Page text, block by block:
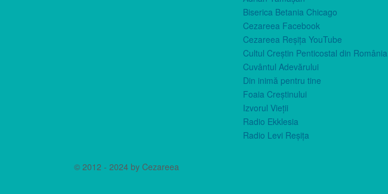
Biserica Betania Chicago
Cezareea Facebook
Cezareea Reşiţa YouTube
Cultul Creştin Penticostal din România
Cuvântul Adevărului
Din inimă pentru tine
Foaia Creştinului
Izvorul Vieţii
Radio Ekklesia
Radio Levi Reşiţa
© 2012 - 2024 by Cezareea